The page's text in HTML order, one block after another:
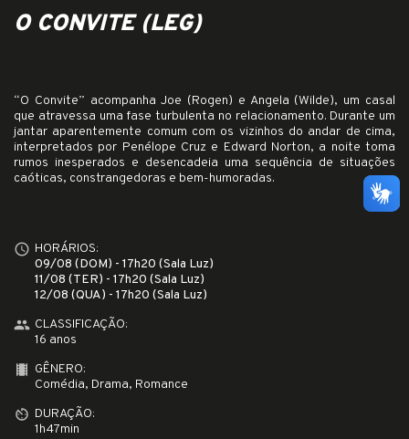
O CONVITE (LEG)
“O Convite” acompanha Joe (Rogen) e Angela (Wilde), um casal
que atravessa uma fase turbulenta no relacionamento. Durante um
jantar aparentemente comum com os vizinhos do andar de cima,
interpretados por Penélope Cruz e Edward Norton, a noite toma
rumos inesperados e desencadeia uma sequência de situações
caóticas, constrangedoras e bem-humoradas.
access_time HORÁRIOS:
09/08 (DOM) - 17h20 (Sala Luz)
11/08 (TER) - 17h20 (Sala Luz)
12/08 (QUA) - 17h20 (Sala Luz)
people CLASSIFICAÇÃO:
16 anos
local_movies GÊNERO:
Comédia, Drama, Romance
av_timer DURAÇÃO:
1h47min